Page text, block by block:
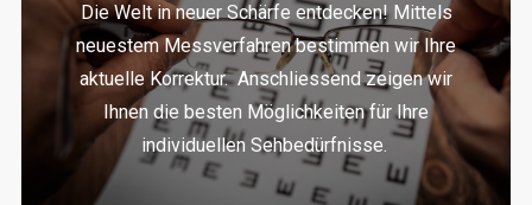
Die Welt in neuer Schärfe entdecken! Mittels
neuestem Messverfahren bestimmen wir Ihre
aktuelle Korrektur. Anschliessend zeigen wir
Ihnen die besten Möglichkeiten für Ihre
individuellen Sehbedürfnisse.